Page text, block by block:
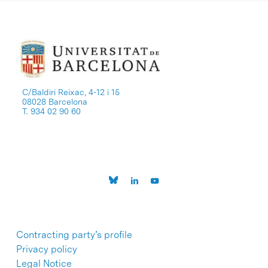
C/Baldiri Reixac, 4-12 i 15
08028 Barcelona
T. 934 02 90 60
Contracting party’s profile
Privacy policy
Legal Notice